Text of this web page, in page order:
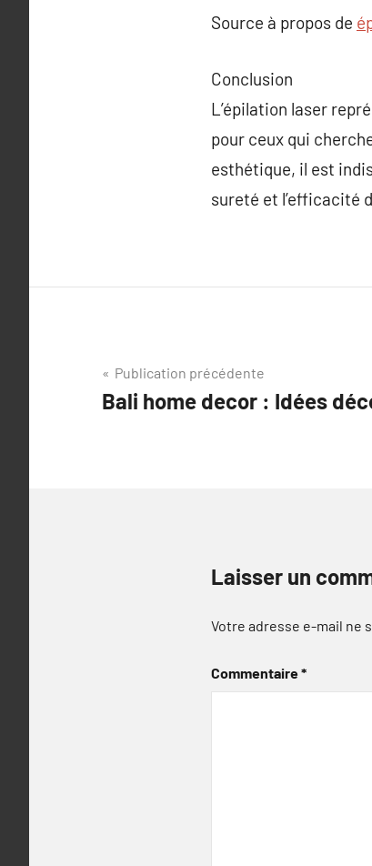
Source à propos de
Conclusion
L’épilation laser
pour ceux qui
esthétique, il est
sureté et l’efficacité
Navigation
de
Publication précédente
Bali home decor : Idées
Laisser un
Votre adresse e-mail ne
Commentaire*